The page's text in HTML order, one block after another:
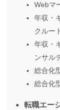
Webマ
年収・
クルー
年収・
ンサル
総合化
総合化
転職エー